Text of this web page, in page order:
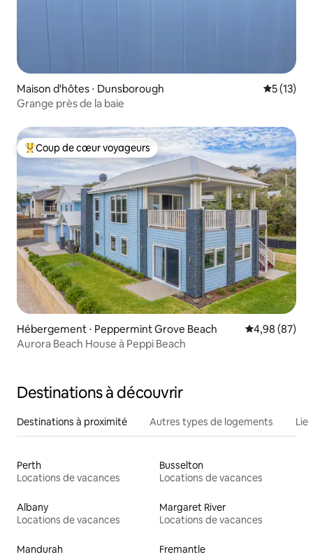
Maison d'hôtes ⋅ Dunsborough
5 (13)
Grange près de la baie
Coups de cœur voyageurs les plus appréciés
Coup de cœur voyageurs
Hébergement ⋅ Peppermint Grove Beach Évaluation
4,98 (87)
Aurora Beach House à Peppi Beach
Destinations à découvrir
Destinations à proximité Autres types de logements
Perth
Locations de vacances
Busselton
Locations de vacances
Albany
Locations de vacances
Margaret River
Locations de vacances
Mandurah
Fremantle